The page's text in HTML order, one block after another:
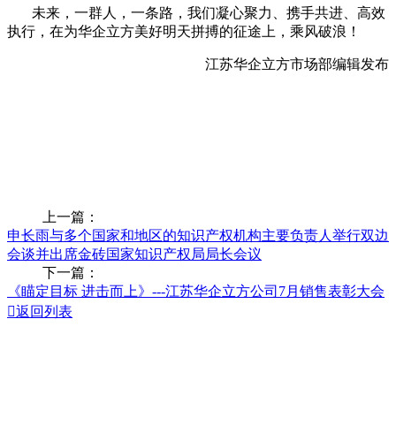
未来，一群人，一条路，我们凝心聚力、携手共进、高效
执行，在为华企立方美好明天拼搏的征途上，乘风破浪！
江苏华企立方市场部编辑发布
上一篇：
申长雨与多个国家和地区的知识产权机构主要负责人举行双边
会谈并出席金砖国家知识产权局局长会议
下一篇：
《瞄定目标 进击而上》---江苏华企立方公司7月销售表彰大会
返回列表